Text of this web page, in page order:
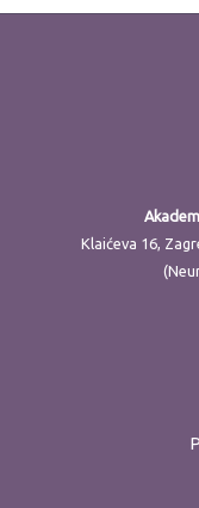
Klaićeva 16,